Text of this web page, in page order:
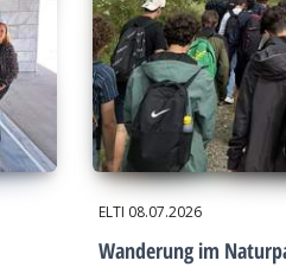
ELTI 08.07.2026
Wanderung im